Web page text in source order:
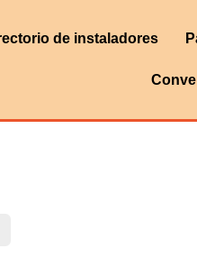
de instaladores